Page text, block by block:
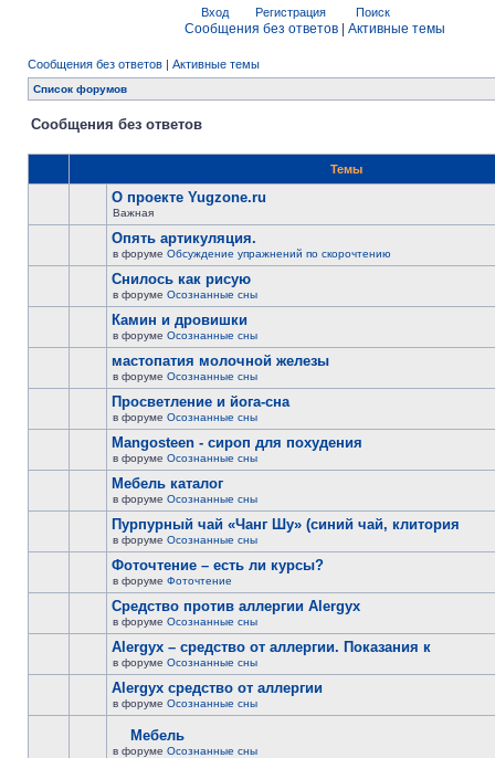
Вход Регистрация Поиск
Сообщения без ответов Активные темы
Сообщения без ответов | Активные темы
Список форумов
Сообщения без ответов
Темы
О проекте Yugzone.ru
Важная
Опять артикуляция.
в форуме Обсуждение упражнений по скорочтению
Снилось как рисую
в форуме Осознанные сны
Камин и дровишки
в форуме Осознанные сны
мастопатия молочной железы
в форуме Осознанные сны
Просветление и йога-сна
в форуме Осознанные сны
Mangosteen - сироп для похудения
в форуме Осознанные сны
Мебель каталог
в форуме Осознанные сны
Пурпурный чай «Чанг Шу» (синий чай, клитория
в форуме Осознанные сны
Фоточтение – есть ли курсы?
в форуме Фоточтение
Cредство против аллергии Alergyx
в форуме Осознанные сны
Alergyx – средство от аллергии. Показания к
в форуме Осознанные сны
Alergyx средство от аллергии
в форуме Осознанные сны
Мебель
в форуме Осознанные сны